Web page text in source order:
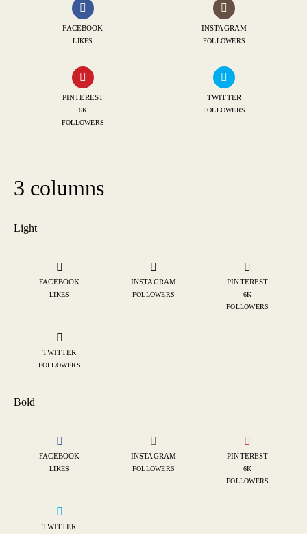
FACEBOOK
LIKES
INSTAGRAM
FOLLOWERS
PINTEREST
6K
FOLLOWERS
TWITTER
FOLLOWERS
3 columns
Light
FACEBOOK
LIKES
INSTAGRAM
FOLLOWERS
PINTEREST
6K
FOLLOWERS
TWITTER
FOLLOWERS
Bold
FACEBOOK
LIKES
INSTAGRAM
FOLLOWERS
PINTEREST
6K
FOLLOWERS
TWITTER